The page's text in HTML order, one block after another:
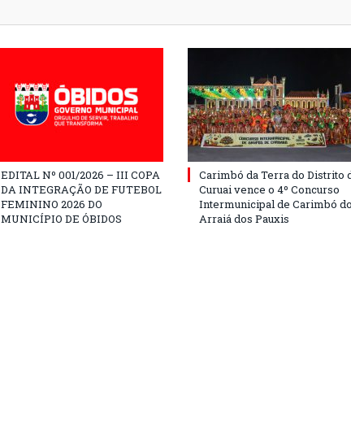
EDITAL Nº 001/2026 – III COPA
DA INTEGRAÇÃO DE FUTEBOL
FEMININO 2026 DO
MUNICÍPIO DE ÓBIDOS
Carimbó da Terra do Distrito
Curuai vence o 4º Concurso
Intermunicipal de Carimbó do
Arraiá dos Pauxis